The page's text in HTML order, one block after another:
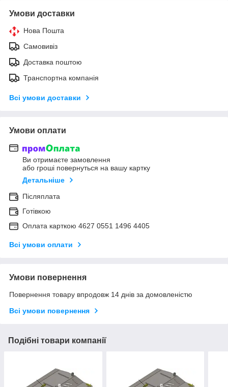
Умови доставки
Нова Пошта
Самовивіз
Доставка поштою
Транспортна компанія
Всі умови доставки
Умови оплати
Ви отримаєте замовлення
або гроші повернуться на вашу картку
Детальніше
Післяплата
Готівкою
Оплата карткою 4627 0551 1496 4405
Всі умови оплати
Умови повернення
Повернення товару впродовж 14 днів за домовленістю
Всі умови повернення
Подібні товари компанії